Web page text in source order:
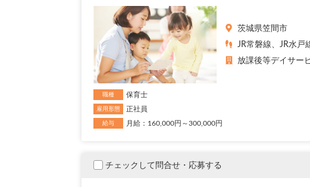
茨城県笠間市
JR常磐線、JR水
放課後等デイサー
職種 保育士
雇用形態 正社員
給与 月給：160,000円～300,000円
チェックして問合せ・応募する